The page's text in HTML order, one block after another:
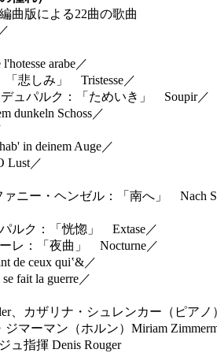
曲版による22曲の歌曲
arabe／
悲しみ」 Tristesse／
ュパルク：「ためいき」 Soupir／
Schoss／
in deinem Auge／
／
ニー・ヘンゼル：「南へ」 Nach
ルク：「恍惚」 Extase／
レ：「夜曲」 Nocturne／
ceux qui‛&／
fait la guerre／
ザリナ・シュレンカー（ピアノ）
ーマン（ホルン）Miriam
指揮 Denis Rouger